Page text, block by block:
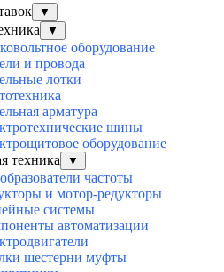
▼
▼
оборудование
и провода
лотки
арматура
шины
оборудование
техника
▼
частоты
и мотор-редукторы
системы
автоматизации
шестерни муфты